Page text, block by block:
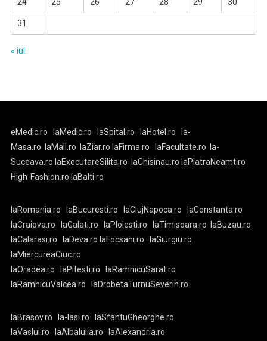
31
« iul.
eMedic.ro laMedic.ro laSpital.ro laHotel.ro
la-
Masa.ro
laMall.ro laZiar.ro laFirma.ro laFacultate.ro
la-
Suceava.ro laExecutareSilita.ro laChisinau.ro laPiatraNeamt.ro
High-Fashion.ro laBalti.ro
laRomania.ro laBucuresti.ro laClujNapoca.ro
laConstanta.ro
laCraiova.ro
laGalati.ro laPloiesti.ro laTimisoara.ro
laBuzau.ro
laCalarasi.ro
laDeva.ro laFocsani.ro
laGiurgiu.ro
laMiercureaCiuc.ro
laOradea.ro
laPitesti.ro
laRamnicuSarat.ro
laRamnicuValcea.ro
laDrobetaTurnuSeverin.ro
laBrasov.ro la-Iasi.ro
laSfantuGheorghe.ro
laVaslui.ro
laAlbaIulia.ro laAlexandria.ro